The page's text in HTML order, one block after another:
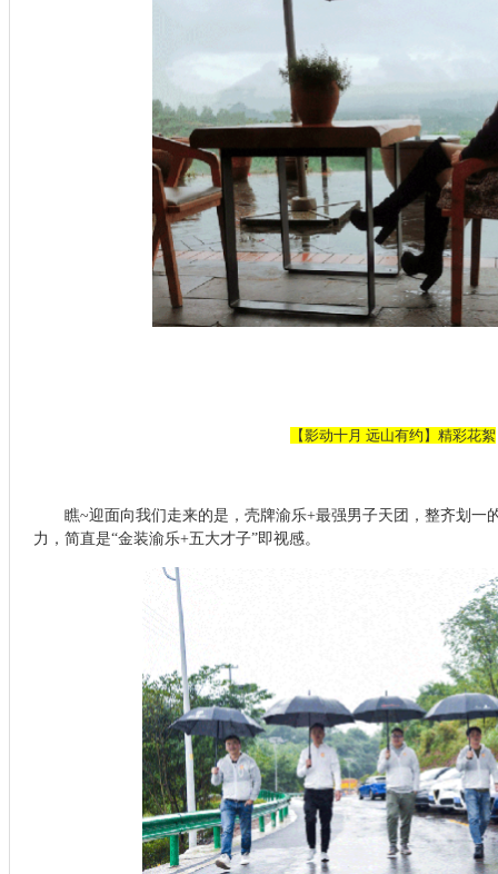
【影动十月 远山有约】精彩花絮
瞧~迎面向我们走来的是，壳牌渝乐+最强男子天团，整齐划一
力，简直是“金装渝乐+五大才子”即视感。